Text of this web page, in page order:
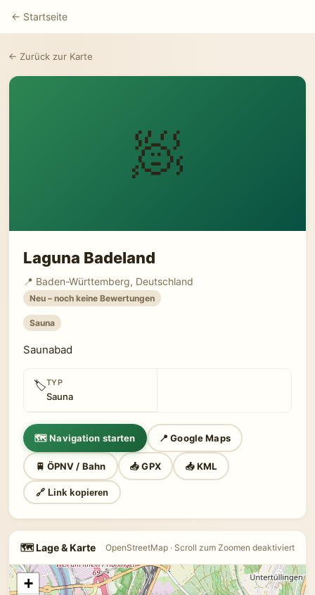
← Startseite
← Zurück zur Karte
🧖
Laguna Badeland
📍 Baden-Württemberg, Deutschland
Neu – noch keine Bewertungen
Sauna
Saunabad
🏷TYP
Sauna
🗺 Navigation starten 📍 Google Maps
🚆 ÖPNV / Bahn 📥 GPX 📥 KML
🔗 Link kopieren
🗺 Lage & Karte OpenStreetMap · Scroll zum Zoomen deaktiviert
+